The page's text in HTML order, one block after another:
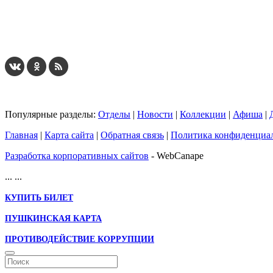
Популярные разделы: Отделы | Новости | Коллекции | Афиша |
Главная | Карта сайта | Обратная связь | Политика
Разработка корпоративных сайтов - WebCanape
... ...
КУПИТЬ БИЛЕТ
ПУШКИНСКАЯ КАРТА
ПРОТИВОДЕЙСТВИЕ КОРРУПЦИИ